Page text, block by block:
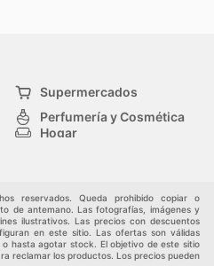
Supermercados
Perfumería y Cosmética
Hogar
reservados. Queda prohibido copiar o
de antemano. Las fotografías, imágenes y
ilustrativos. Las precios con descuentos
en este sitio. Las ofertas son válidas
hasta agotar stock. El objetivo de este sitio
reclamar los productos. Los precios pueden